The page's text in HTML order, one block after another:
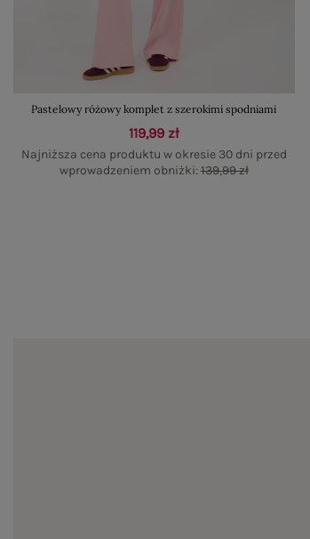
Pastelowy różowy komplet z szerokimi spodniami
119,99 zł
Najniższa cena produktu w okresie 30 dni przed
wprowadzeniem obniżki:139,99 zł